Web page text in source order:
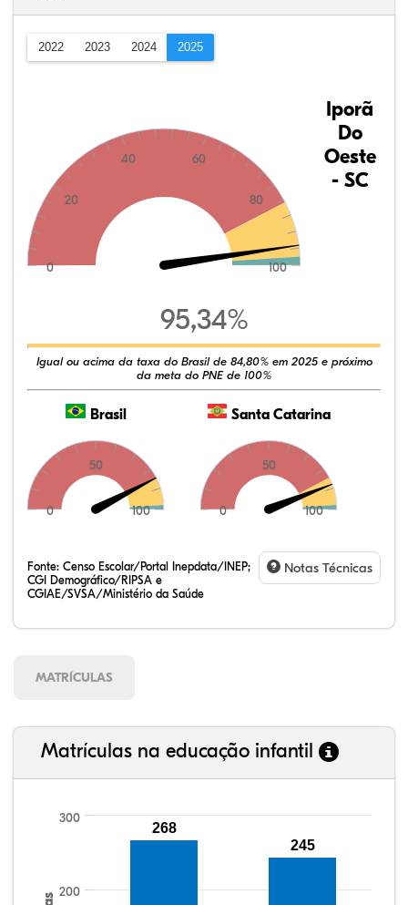
2022 2023 2024 2025
0
20
40 60
80
100
Iporã
Do
Oeste
- SC
95,34%
Igual ou acima da taxa do Brasil de 84,80% em 2025 e próximo
da meta do PNE de 100%
Brasil
0
50
100
Santa Catarina
0
50
100
Fonte: Censo Escolar/Portal Inepdata/INEP;
CGI Demográfico/RIPSA e
CGIAE/SVSA/Ministério da Saúde
Notas Técnicas
MATRÍCULAS
Matrículas na educação infantil
200
300
268
245